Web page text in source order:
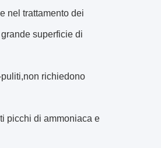
nel trattamento dei
superficie di
richiedono
picchi di ammoniaca e